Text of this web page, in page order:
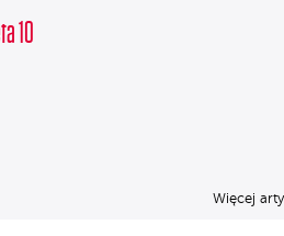
10
Więcej